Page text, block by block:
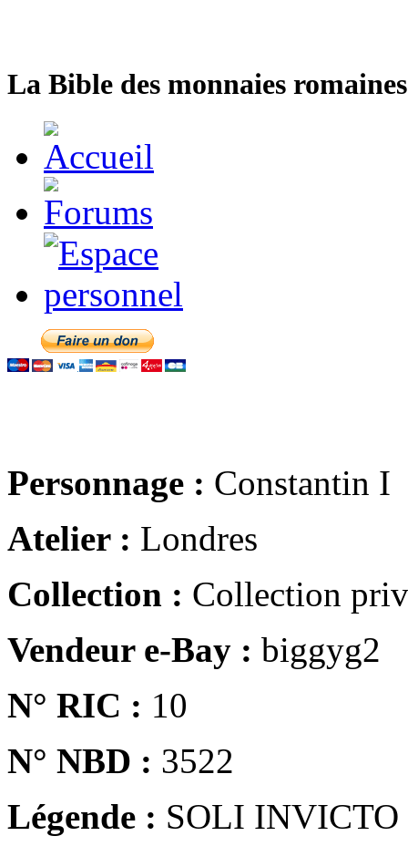
La Bible des monnaies
Personnage : Constantin I
Atelier : Londres
Collection : Collection
Vendeur e-Bay : biggyg2
N° RIC : 10
N° NBD : 3522
Légende : SOLI